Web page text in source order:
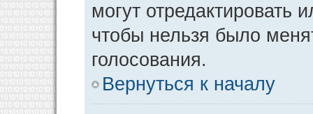
могут отредактировать
чтобы нельзя было
голосования.
Вернуться к началу